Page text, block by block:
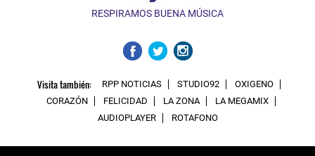
RESPIRAMOS BUENA MÚSICA
Visita también: RPP NOTICIAS STUDIO92
OXIGENO
CORAZÓN
FELICIDAD LA ZONA
LA MEGAMIX
AUDIOPLAYER
ROTAFONO